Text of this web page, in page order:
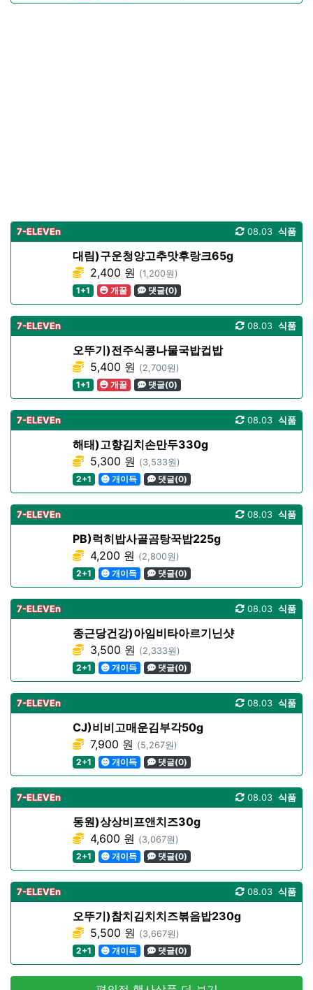
7-ELEVEn 식품
08.03
대림)구운청양고추맛후랑크65g
2,400 원 (1,200원)
1+1
개꿀 댓글(0)
7-ELEVEn 식품
08.03
오뚜기)전주식콩나물국밥컵밥
5,400 원 (2,700원)
1+1
개꿀 댓글(0)
7-ELEVEn 식품
08.03
해태)고향김치손만두330g
5,300 원 (3,533원)
2+1
개이득 댓글(0)
7-ELEVEn 식품
08.03
PB)럭히밥사골곰탕꾹밥225g
4,200 원 (2,800원)
2+1
개이득 댓글(0)
7-ELEVEn 식품
08.03
종근당건강)아임비타아르기닌샷
3,500 원 (2,333원)
2+1
개이득 댓글(0)
7-ELEVEn 식품
08.03
CJ)비비고매운김부각50g
7,900 원 (5,267원)
2+1
개이득 댓글(0)
7-ELEVEn 식품
08.03
동원)상상비프앤치즈30g
4,600 원 (3,067원)
2+1
개이득 댓글(0)
7-ELEVEn 식품
08.03
오뚜기)참치김치치즈볶음밥230g
5,500 원 (3,667원)
2+1
개이득 댓글(0)